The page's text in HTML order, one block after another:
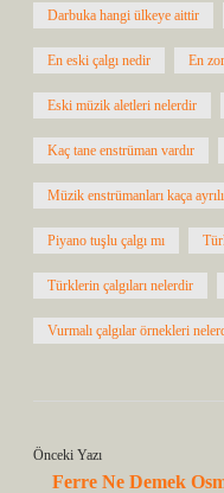
Darbuka hangi ülkeye aittir
En eski çalgı nedir En
Eski müzik aletleri nelerdir
Kaç tane enstrüman vardır
Müzik enstrümanları kaça
Piyano tuşlu çalgı mı
Türklerin çalgıları nelerdir
Vurmalı çalgılar örnekleri
Önceki Yazı
Ferre Ne Demek